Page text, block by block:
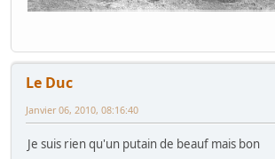
Le Duc
Janvier 06, 2010, 08:16:40
Je suis rien qu'un putain de beauf mais bon